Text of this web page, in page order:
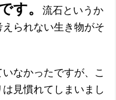
す。流石というか
られない生き物がそ
なかったですが、こ
見慣れてしまいまし